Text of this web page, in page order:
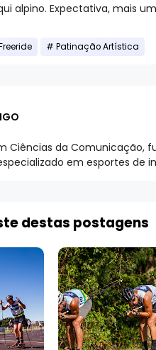
alpino. Expectativa, mais
Patinação Artística
Ciências da Comunicação,
em esportes de
destas postagens